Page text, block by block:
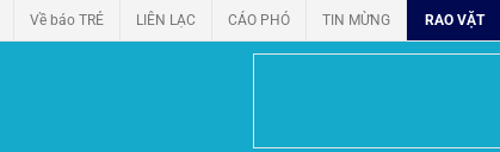
Về báo TRẺ LIÊN LẠC CÁO PHÓ TIN MỪNG RAO VẶT